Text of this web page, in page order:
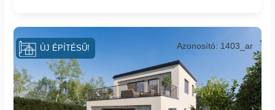
Azonosító: 1403_ar
ÚJ ÉPÍTÉSŰ!